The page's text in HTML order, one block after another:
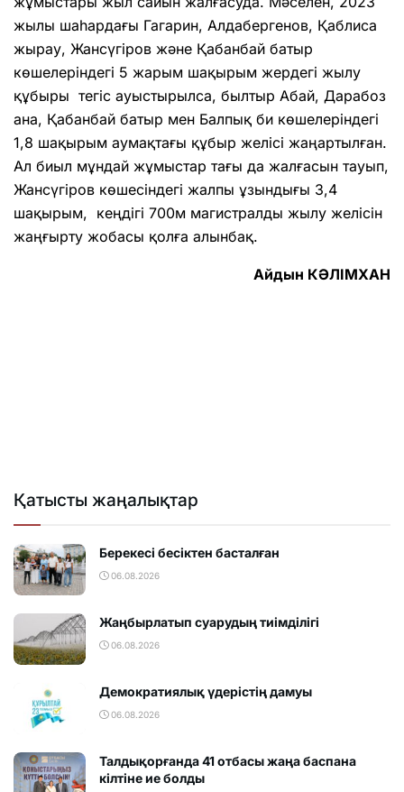
жылы шаһардағы Гагарин, Алдабергенов, Қаблиса
жырау, Жансүгіров және Қабанбай батыр
көшелеріндегі 5 жарым шақырым жердегі жылу
құбыры тегіс ауыстырылса, былтыр Абай, Дарабоз
ана, Қабанбай батыр мен Балпық би көшелеріндегі
1,8 шақырым аумақтағы құбыр желісі жаңартылған.
Ал биыл мұндай жұмыстар тағы да жалғасын тауып,
Жансүгіров көшесіндегі жалпы ұзындығы 3,4
шақырым, кеңдігі 700м магистралды жылу желісін
жаңғырту жобасы қолға алынбақ.
Айдын КӘЛІМХАН
Қатысты жаңалықтар
Берекесі бесіктен басталған
06.08.2026
Жаңбырлатып суарудың тиімділігі
06.08.2026
Демократиялық үдерістің дамуы
06.08.2026
Талдықорғанда 41 отбасы жаңа баспана
кілтіне ие болды